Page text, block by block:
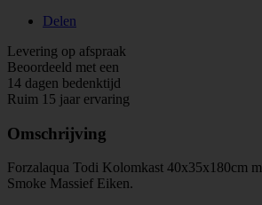
Delen
Levering op afspraak
Beoordeeld met een
14 dagen bedenktijd
Ruim 15 jaar ervaring
Omschrijving
Forzalaqua Todi Kolomkast 40x35x180cm
Smoke Massief Eiken.